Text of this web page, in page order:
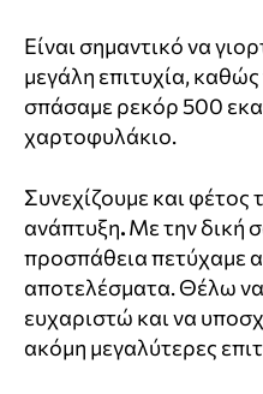
Είναι σημαντικό να
μεγάλη επιτυχία,
σπάσαμε ρεκόρ 500
χαρτοφυλάκιο.
Συνεχίζουμε και φέτος
ανάπτυξη.Με την δική
προσπάθεια πετύχαμε
αποτελέσματα. Θέλω
ευχαριστώ και να
ακόμη μεγαλύτερες